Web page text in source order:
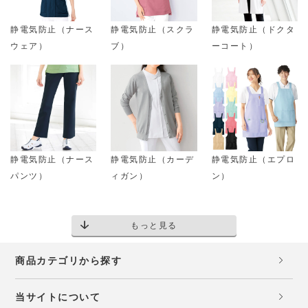
静電気防止（ナース
ウェア）
静電気防止（スクラ
ブ）
静電気防止（ドクタ
ーコート）
静電気防止（ナース
パンツ）
静電気防止（カーデ
ィガン）
静電気防止（エプロ
ン）
もっと見る
商品カテゴリから探す
当サイトについて